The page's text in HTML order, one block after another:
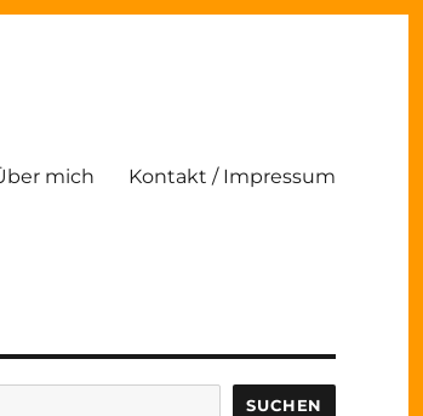
mich Kontakt / Impressum
SUCHEN